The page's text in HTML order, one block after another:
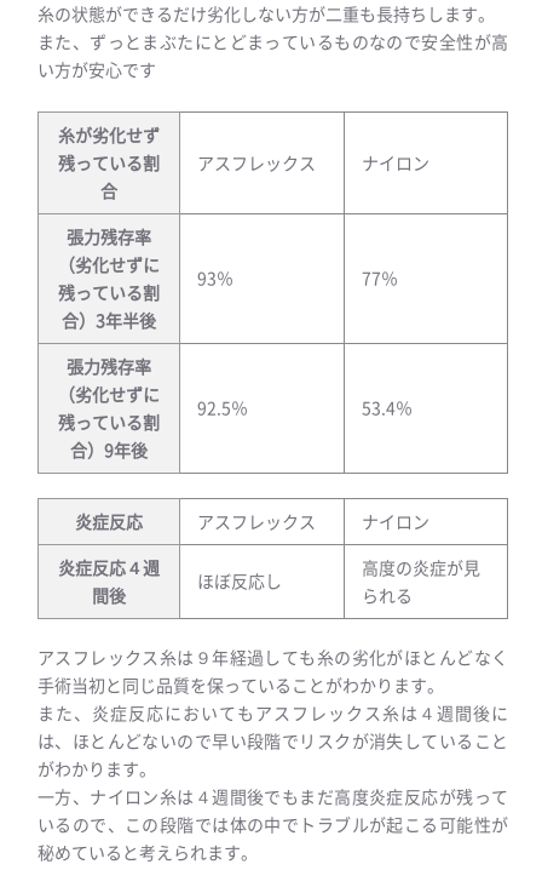
糸の状態ができるだけ劣化しない方が二重も長持ちします。
また、ずっとまぶたにとどまっているものなので安全性が高
い方が安心です
糸が劣化せず
残っている割
合
アスフレックス ナイロン
張力残存率
（劣化せずに
残っている割
合）3年半後
93％ 77％
張力残存率
（劣化せずに
残っている割
合）9年後
92.5％ 53.4％
炎症反応 アスフレックス
ナイロン
炎症反応４週
間後
ほぼ反応し
高度の炎症が見
られる
アスフレックス糸は９年経過しても糸の劣化がほとんどなく
手術当初と同じ品質を保っていることがわかります。
また、炎症反応においてもアスフレックス糸は４週間後に
は、ほとんどないので早い段階でリスクが消失していること
がわかります。
一方、ナイロン糸は４週間後でもまだ高度炎症反応が残って
いるので、この段階では体の中でトラブルが起こる可能性が
秘めていると考えられます。